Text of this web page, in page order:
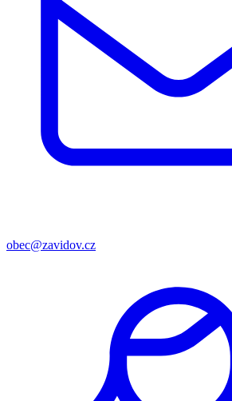
obec@zavidov.cz